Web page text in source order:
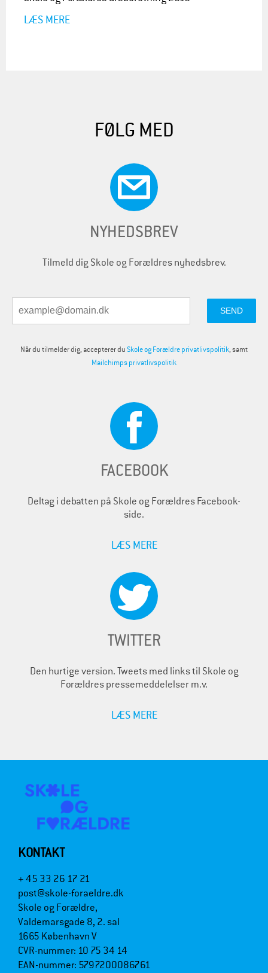
LÆS MERE
FØLG MED
NYHEDSBREV
Tilmeld dig Skole og Forældres nyhedsbrev.
Når du tilmelder dig, accepterer duSkole og Forældre privatlivspolitik, samt
Mailchimps privatlivspolitik
FACEBOOK
Deltag i debatten på Skole og Forældres Facebook-
side.
LÆS MERE
TWITTER
Den hurtige version. Tweets med links til Skole og
Forældres pressemeddelelser m.v.
LÆS MERE
KONTAKT
+ 45 33 26 17 21
post@skole-foraeldre.dk
Skole og Forældre,
Valdemarsgade 8, 2. sal
1665 København V
CVR-nummer: 10 75 34 14
EAN-nummer: 5797200086761